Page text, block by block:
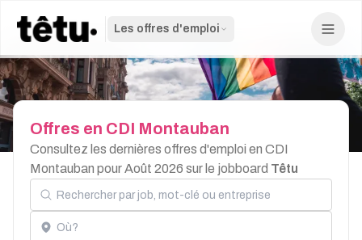
Les offres d'emploi
Offres en CDI Montauban
Consultez les dernières offres d'emploi en CDI
Montauban pour Août 2026 sur le jobboard Têtu
Rechercher par job, mot-clé ou entreprise
Localisation